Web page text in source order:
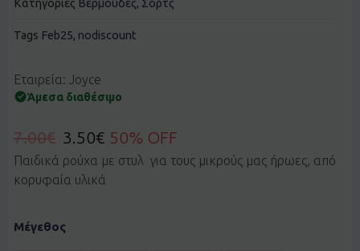
Κατηγορίες Βερμούδες, Σορτς
Tags Feb25, nodiscount
Εταιρεία: Joyce
Άμεσα διαθέσιμο
7.00€ 3.50€ 50% OFF
Παιδικά ρούχα με στυλ για τους μικρούς μας ήρωες, από
κορυφαία υλικά
Μέγεθος
Basic